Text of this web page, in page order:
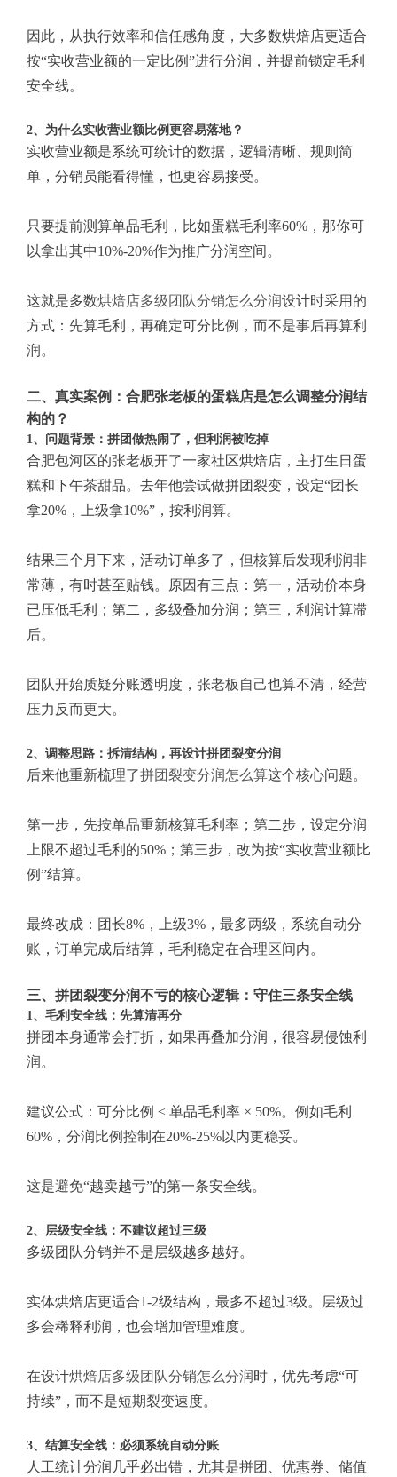
因此，从执行效率和信任感角度，大多数烘焙店更适合
按“实收营业额的一定比例”进行分润，并提前锁定毛利
安全线。
2、为什么实收营业额比例更容易落地？
实收营业额是系统可统计的数据，逻辑清晰、规则简
单，分销员能看得懂，也更容易接受。
只要提前测算单品毛利，比如蛋糕毛利率60%，那你可
以拿出其中10%-20%作为推广分润空间。
这就是多数烘焙店多级团队分销怎么分润设计时采用的
方式：先算毛利，再确定可分比例，而不是事后再算利
润。
二、真实案例：合肥张老板的蛋糕店是怎么调整分润结
构的？
1、问题背景：拼团做热闹了，但利润被吃掉
合肥包河区的张老板开了一家社区烘焙店，主打生日蛋
糕和下午茶甜品。去年他尝试做拼团裂变，设定“团长
拿20%，上级拿10%”，按利润算。
结果三个月下来，活动订单多了，但核算后发现利润非
常薄，有时甚至贴钱。原因有三点：第一，活动价本身
已压低毛利；第二，多级叠加分润；第三，利润计算滞
后。
团队开始质疑分账透明度，张老板自己也算不清，经营
压力反而更大。
2、调整思路：拆清结构，再设计拼团裂变分润
后来他重新梳理了拼团裂变分润怎么算这个核心问题。
第一步，先按单品重新核算毛利率；第二步，设定分润
上限不超过毛利的50%；第三步，改为按“实收营业额比
例”结算。
最终改成：团长8%，上级3%，最多两级，系统自动分
账，订单完成后结算，毛利稳定在合理区间内。
三、拼团裂变分润不亏的核心逻辑：守住三条安全线
1、毛利安全线：先算清再分
拼团本身通常会打折，如果再叠加分润，很容易侵蚀利
润。
建议公式：可分比例 ≤ 单品毛利率 × 50%。例如毛利
60%，分润比例控制在20%-25%以内更稳妥。
这是避免“越卖越亏”的第一条安全线。
2、层级安全线：不建议超过三级
多级团队分销并不是层级越多越好。
实体烘焙店更适合1-2级结构，最多不超过3级。层级过
多会稀释利润，也会增加管理难度。
在设计烘焙店多级团队分销怎么分润时，优先考虑“可
持续”，而不是短期裂变速度。
3、结算安全线：必须系统自动分账
人工统计分润几乎必出错，尤其是拼团、优惠券、储值